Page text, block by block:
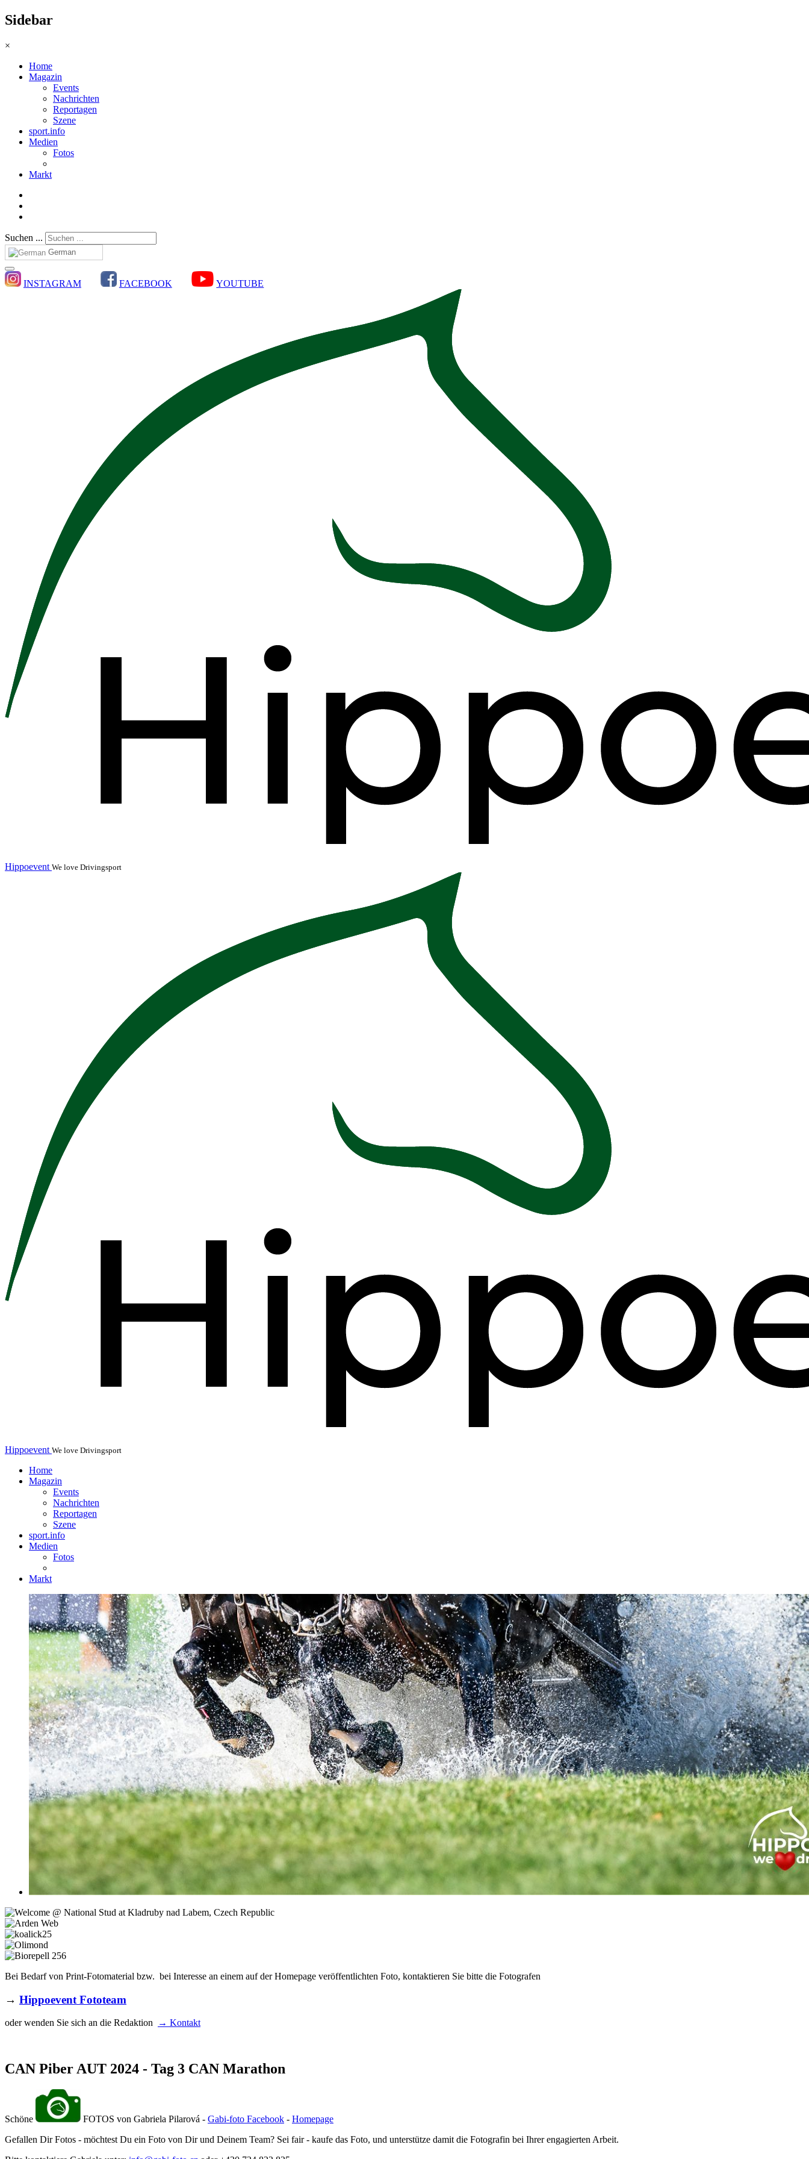
Sidebar
×
Home
Magazin
Events
Nachrichten
Reportagen
Szene
sport.info
Medien
Fotos
Markt
Suchen ...
German
INSTAGRAM FACEBOOK YOUTUBE
Hippoevent We love Drivingsport
Hippoevent We love Drivingsport
Home
Magazin
Events
Nachrichten
Reportagen
Szene
sport.info
Medien
Fotos
Markt
Bei Bedarf von Print-Fotomaterial bzw. bei Interesse an einem auf der Homepage veröffentlichten Foto, kontaktieren Sie bitte die Fotografen
→ Hippoevent Fototeam
oder wenden Sie sich an die Redaktion → Kontakt
CAN Piber AUT 2024 - Tag 3 CAN Marathon
Schöne FOTOS von Gabriela Pilarová - Gabi-foto Facebook - Homepage
Gefallen Dir Fotos - möchtest Du ein Foto von Dir und Deinem Team? Sei fair - kaufe das Foto, und unterstütze damit die Fotografin bei Ihrer engagierten Arbeit.